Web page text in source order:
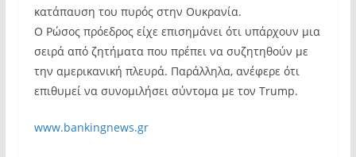
κατάπαυση του πυρός στην Ουκρανία.
Ο Ρώσος πρόεδρος είχε επισημάνει ότι υπάρχουν μια
σειρά από ζητήματα που πρέπει να συζητηθούν με
την αμερικανική πλευρά. Παράλληλα, ανέφερε ότι
επιθυμεί να συνομιλήσει σύντομα με τον Trump.
www.bankingnews.gr